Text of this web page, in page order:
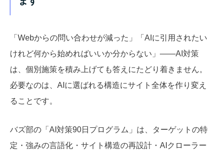
「Webからの問い合わせが減った」「AIに引用されたい
けれど何から始めればいいか分からない」——AI対策
は、個別施策を積み上げても答えにたどり着きません。
必要なのは、AIに選ばれる構造にサイト全体を作り変え
ることです。
バズ部の「AI対策90日プログラム」は、ターゲットの特
定・強みの言語化・サイト構造の再設計・AIクローラー